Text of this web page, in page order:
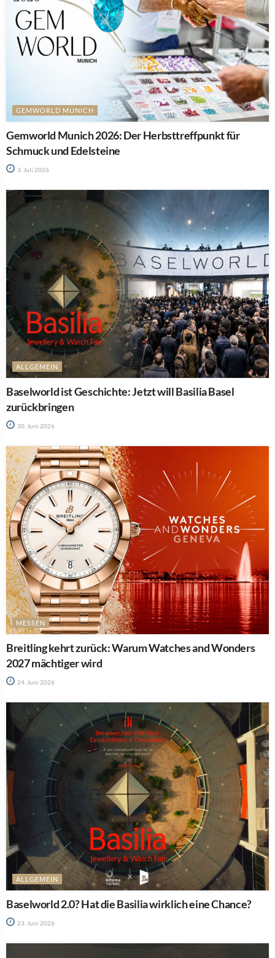
GEMWORLD MUNICH
Gemworld Munich 2026: Der Herbsttreffpunkt für
Schmuck und Edelsteine
3. Juli 2026
ALLGEMEIN
Baselworld ist Geschichte: Jetzt will Basilia Basel
zurückbringen
30. Juni 2026
MESSEN
Breitling kehrt zurück: Warum Watches and Wonders
2027 mächtiger wird
24. Juni 2026
ALLGEMEIN
Baselworld 2.0? Hat die Basilia wirklich eine Chance?
23. Juni 2026